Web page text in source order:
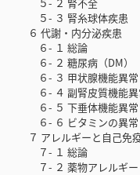
５- ３ 腎糸球体疾患
６ 代謝・内分泌疾患
６- １ 総論
６- ２ 糖尿病（DM）
６- ３ 甲状腺機能異常
６- ４ 副腎皮質機能異
６- ５ 下垂体機能異常
６- ６ ビタミンの異常（
７ アレルギーと自己免
７- １ 総論
７- ２ 薬物アレルギー